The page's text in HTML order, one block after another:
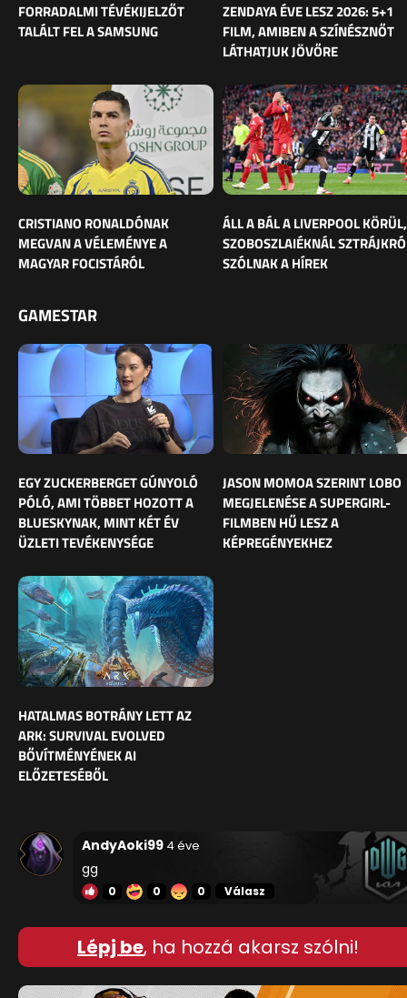
FORRADALMI TÉVÉKIJELZŐT
TALÁLT FEL A SAMSUNG
ZENDAYA ÉVE LESZ 2026: 5+1
FILM, AMIBEN A SZÍNÉSZNŐT
LÁTHATJUK JÖVŐRE
CRISTIANO RONALDÓNAK
MEGVAN A VÉLEMÉNYE A
MAGYAR FOCISTÁRÓL
ÁLL A BÁL A LIVERPOOL KÖRÜL,
SZOBOSZLAIÉKNÁL
SZÓLNAK A HÍREK
GAMESTAR
EGY ZUCKERBERGET GÚNYOLÓ
PÓLÓ, AMI TÖBBET HOZOTT A
BLUESKYNAK, MINT KÉT ÉV
ÜZLETI TEVÉKENYSÉGE
JASON MOMOA SZERINT LOBO
MEGJELENÉSE A SUPERGIRL-
FILMBEN HŰ LESZ A
KÉPREGÉNYEKHEZ
HATALMAS BOTRÁNY LETT AZ
ARK: SURVIVAL EVOLVED
BŐVÍTMÉNYÉNEK AI
ELŐZETESÉBŐL
AndyAoki99 4 éve
gg
0 0 0 Válasz
Lépj be, ha hozzá akarsz szólni!